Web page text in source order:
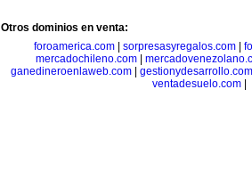
Otros dominios en venta:
foroamerica.com
sorpresasyregalos.com
mercadochileno.com
ganedineroenlaweb.com
gestionydesarrollo.com
ventadesuelo.com